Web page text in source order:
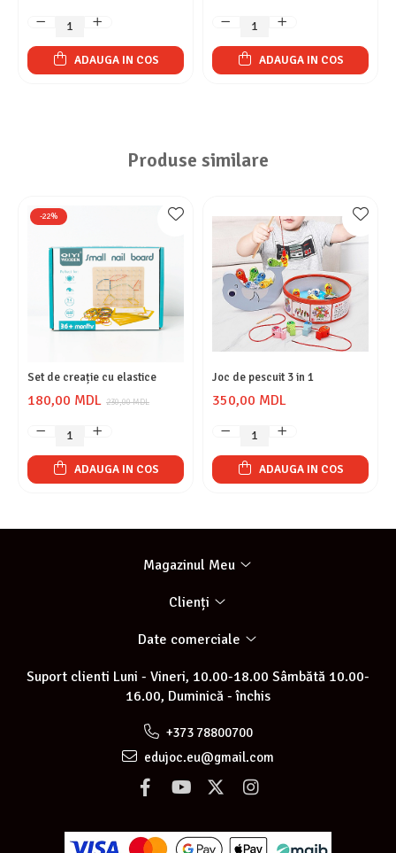
ADAUGA IN COS ADAUGA IN COS
Produse similare
-22%
Set de creație cu elastice
230,00 MDL
180,00 MDL
ADAUGA IN COS
Joc de pescuit 3 in 1
350,00 MDL
ADAUGA IN COS
Magazinul Meu
Clienți
Date comerciale
Suport clienti Luni - Vineri, 10.00-18.00 Sâmbătă 10.00-
16.00, Duminică - închis
+373 78800700
edujoc.eu@gmail.com